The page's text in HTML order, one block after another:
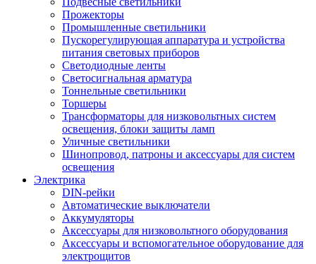
Прожекторы
Промышленные светильники
Пускорегулирующая аппаратура и устройства
питания световых приборов
Светодиодные ленты
Светосигнальная арматура
Тоннельные светильники
Торшеры
Трансформаторы для низковольтных систем
освещения, блоки защиты ламп
Уличные светильники
Шинопровод, патроны и аксессуары для систем
освещения
Электрика
DIN-рейки
Автоматические выключатели
Аккумуляторы
Аксессуары для низковольтного оборудования
Аксессуары и вспомогательное оборудование для
электрощитов